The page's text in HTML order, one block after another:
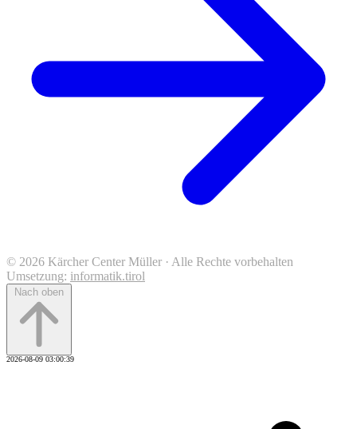
© 2026 Kärcher Center Müller · Alle Rechte vorbehalten
Umsetzung: informatik.tirol
Nach oben
2026-08-09 03:00:39